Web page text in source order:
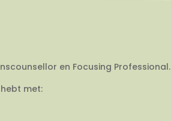
en Focusing Professional.
met: